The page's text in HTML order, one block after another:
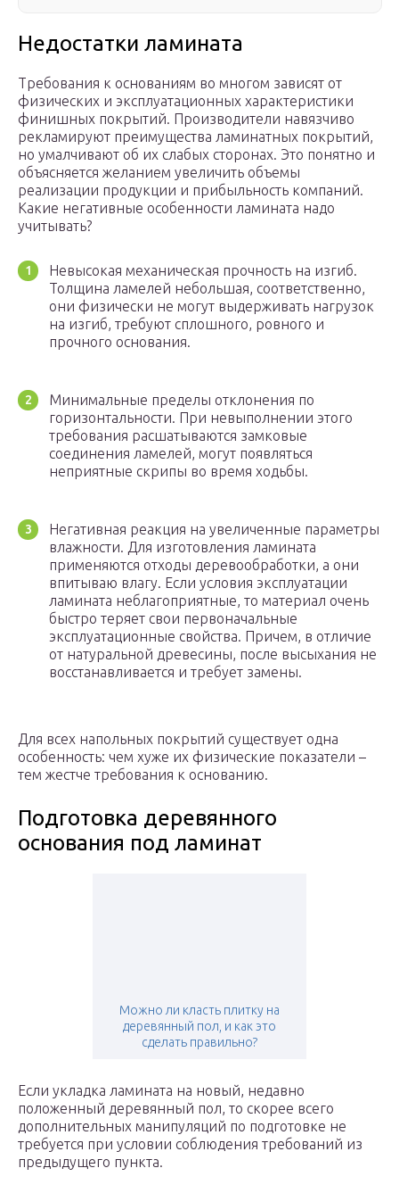
Недостатки ламината
Требования к основаниям во многом зависят от
физических и эксплуатационных характеристики
финишных покрытий. Производители навязчиво
рекламируют преимущества ламинатных покрытий,
но умалчивают об их слабых сторонах. Это понятно и
объясняется желанием увеличить объемы
реализации продукции и прибыльность компаний.
Какие негативные особенности ламината надо
учитывать?
Невысокая механическая прочность на изгиб.
Толщина ламелей небольшая, соответственно,
они физически не могут выдерживать нагрузок
на изгиб, требуют сплошного, ровного и
прочного основания.
Минимальные пределы отклонения по
горизонтальности. При невыполнении этого
требования расшатываются замковые
соединения ламелей, могут появляться
неприятные скрипы во время ходьбы.
Негативная реакция на увеличенные параметры
влажности. Для изготовления ламината
применяются отходы деревообработки, а они
впитываю влагу. Если условия эксплуатации
ламината неблагоприятные, то материал очень
быстро теряет свои первоначальные
эксплуатационные свойства. Причем, в отличие
от натуральной древесины, после высыхания не
восстанавливается и требует замены.
Для всех напольных покрытий существует одна
особенность: чем хуже их физические показатели –
тем жестче требования к основанию.
Подготовка деревянного
основания под ламинат
Можно ли класть плитку на
деревянный пол, и как это
сделать правильно?
Если укладка ламината на новый, недавно
положенный деревянный пол, то скорее всего
дополнительных манипуляций по подготовке не
требуется при условии соблюдения требований из
предыдущего пункта.